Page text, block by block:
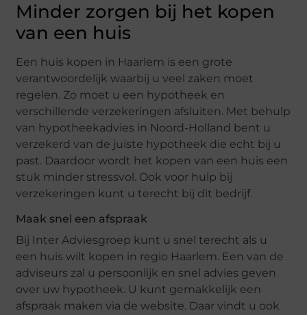
Minder zorgen bij het kopen
van een huis
Een huis kopen in Haarlem is een grote
verantwoordelijk waarbij u veel zaken moet
regelen. Zo moet u een hypotheek en
verschillende verzekeringen afsluiten. Met behulp
van hypotheekadvies in Noord-Holland bent u
verzekerd van de juiste hypotheek die echt bij u
past. Daardoor wordt het kopen van een huis een
stuk minder stressvol. Ook voor hulp bij
verzekeringen kunt u terecht bij dit bedrijf.
Maak snel een afspraak
Bij Inter Adviesgroep kunt u snel terecht als u
een huis wilt kopen in regio Haarlem. Een van de
adviseurs zal u persoonlijk en snel advies geven
over uw hypotheek. U kunt gemakkelijk een
afspraak maken via de website. Daar vindt u ook